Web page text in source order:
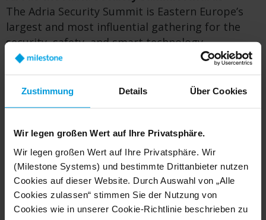
Zustimmung Details Über Cookies
Wir legen großen Wert auf Ihre Privatsphäre.
Wir legen großen Wert auf Ihre Privatsphäre. Wir
(Milestone Systems) und bestimmte Drittanbieter nutzen
Cookies auf dieser Website. Durch Auswahl von „Alle
Cookies zulassen“ stimmen Sie der Nutzung von
Cookies wie in unserer Cookie-Richtlinie beschrieben zu
The Adria Security Summit is Eastern Europe’s
largest and most influential gathering for the
security, safety, and smart technology
industries, celebrating its 10th anniversary
edition this year. The summit was held on Oct. 8-
9, 2025, in Skopje, North Macedonia, with more
than 2000 industry professionals attending.
The Adria Security Summit Awards recognize
categories — including video surveillance, access
control, intrusion detection, fire protection, and
smart technologies — serving as a benchmark
for business impact, innovation, and leadership